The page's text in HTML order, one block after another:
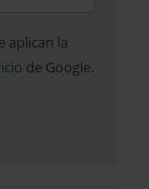
aplican la
de Google.